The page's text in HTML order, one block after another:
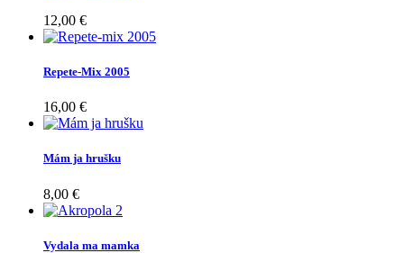
12,00 €
Repete-Mix 2005
16,00 €
Mám ja hrušku
8,00 €
Vydala ma mamka